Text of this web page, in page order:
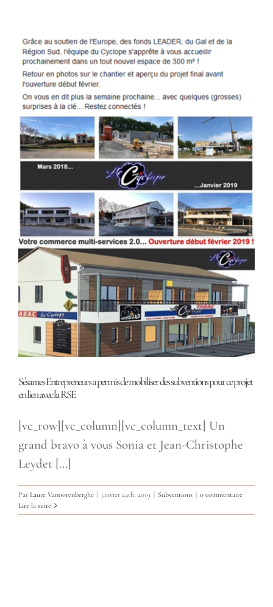
Sésames Entrepreneurs a permis de mobiliser des subventions pour ce projet
en lien avec la RSE
[vc_row][vc_column][vc_column_text] Un
grand bravo à vous Sonia et Jean-Christophe
Leydet [...]
Par Laure Vanoorenberghe janvier 24th, 2019 Subventions
0 commentaire
Lire la suite